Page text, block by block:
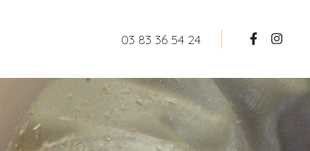
03 83 36 54 24